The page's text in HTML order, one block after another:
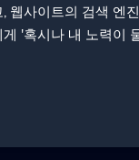
웹사이트의 검색 엔
'혹시나 내 노력이